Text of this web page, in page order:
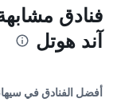
فنادق
آند هوتل
أفضل الفنادق في